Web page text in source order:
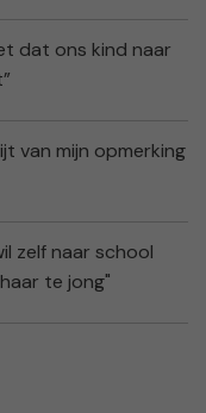
dat ons kind naar
van mijn opmerking
zelf naar school
te jong"